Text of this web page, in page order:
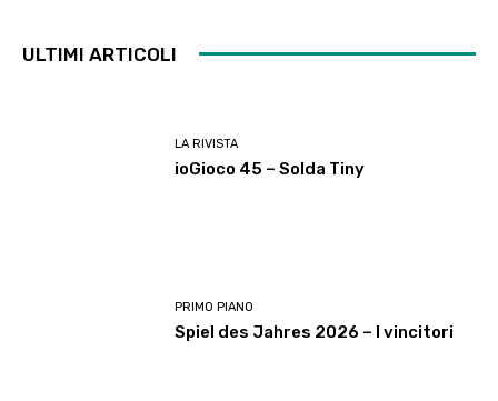
ULTIMI ARTICOLI
LA RIVISTA
ioGioco 45 – Solda Tiny
PRIMO PIANO
Spiel des Jahres 2026 – I vincitori